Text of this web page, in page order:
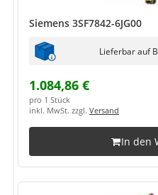
Siemens 3SF7842-6JG00
Lieferbar auf
1.084,86 €
pro 1 Stück
inkl. MwSt. zzgl. Versand
In den